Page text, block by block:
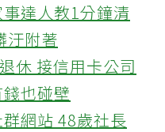
達人教1分鐘清
汙附著
休 接信用卡公司
也碰壁
網站 48歲社長